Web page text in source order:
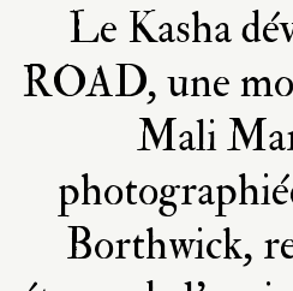
Le Kasha
ROAD, une
Mali
Borthwick,